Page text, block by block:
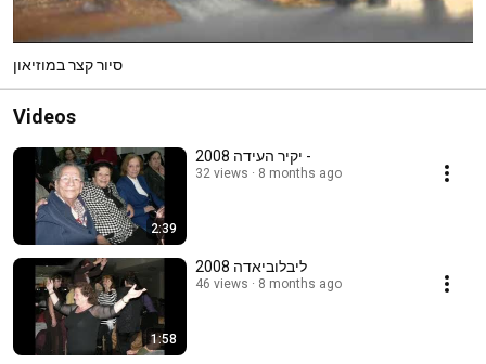
סיור קצר במוזיאון
Videos
2:39
יקיר העידה 2008 -
32 views 8 months ago
1:58
ליבלוביאדה 2008
46 views 8 months ago